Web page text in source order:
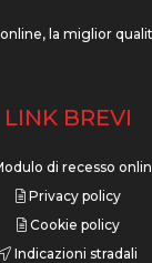
la miglior
LINK BREVI
di recesso
Privacy policy
Cookie policy
Indicazioni stradali